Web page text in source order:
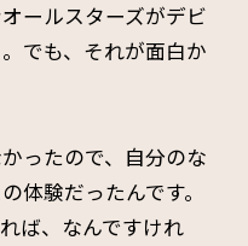
ールスターズがデビ
でも、それが面白か
ったので、自分のな
体験だったんです。
ば、なんですけれ